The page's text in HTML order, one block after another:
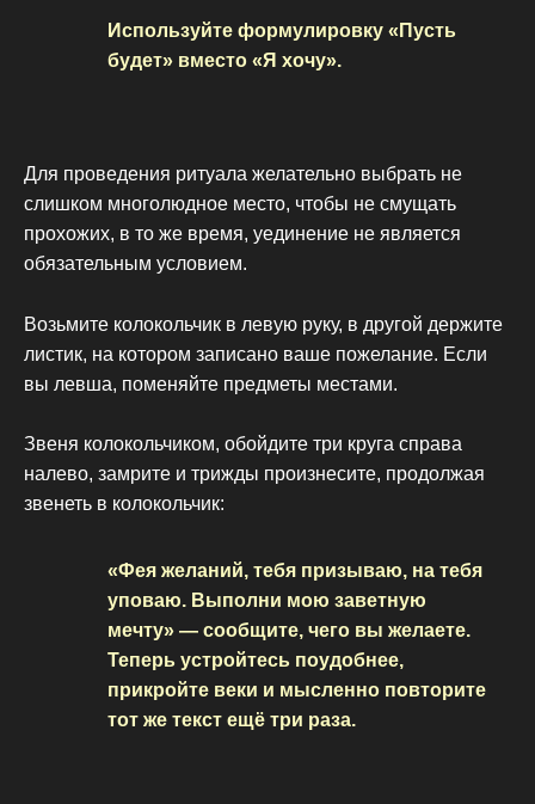
Используйте формулировку «Пусть
будет» вместо «Я хочу».
Для проведения ритуала желательно выбрать не
слишком многолюдное место, чтобы не смущать
прохожих, в то же время, уединение не является
обязательным условием.
Возьмите колокольчик в левую руку, в другой держите
листик, на котором записано ваше пожелание. Если
вы левша, поменяйте предметы местами.
Звеня колокольчиком, обойдите три круга справа
налево, замрите и трижды произнесите, продолжая
звенеть в колокольчик:
«Фея желаний, тебя призываю, на тебя
уповаю. Выполни мою заветную
мечту» — сообщите, чего вы желаете.
Теперь устройтесь поудобнее,
прикройте веки и мысленно повторите
тот же текст ещё три раза.